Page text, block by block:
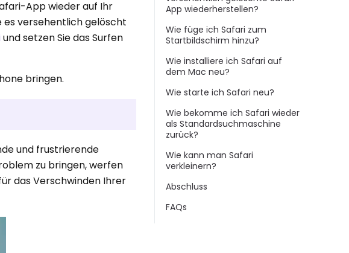
App wieder auf Ihr
es versehentlich gelöscht
und setzen Sie das Surfen
bringen.
und frustrierende
zu bringen, werfen
das Verschwinden Ihrer
App wiederherstellen?
Wie füge ich Safari zum
Startbildschirm hinzu?
Wie installiere ich Safari auf
dem Mac neu?
Wie starte ich Safari neu?
Wie bekomme ich Safari wieder
als Standardsuchmaschine
zurück?
Wie kann man Safari
verkleinern?
Abschluss
FAQs